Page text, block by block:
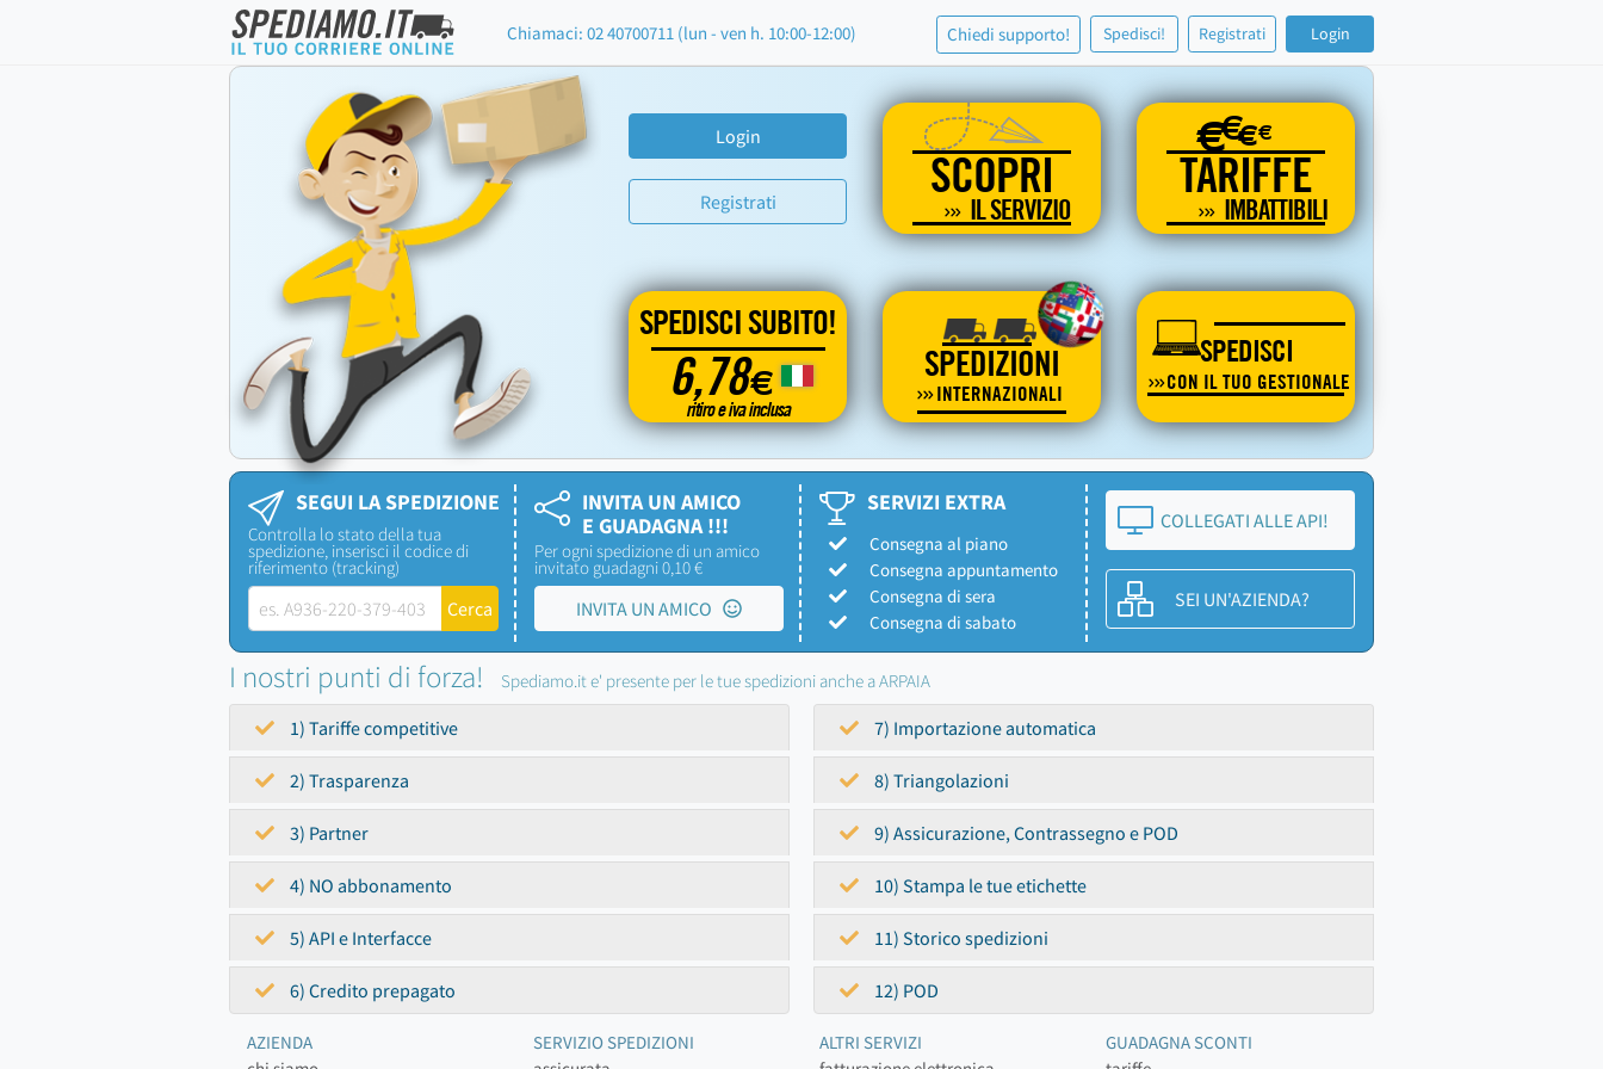
Chiamaci: 02 40700711 (lun - ven h. 10:00-12:00) Chiedi supporto! Spedisci! Registrati Login
Login
Registrati SCOPRI
IL SERVIZIO
€€€€
TARIFFE
IMBATTIBILI
SPEDISCI SUBITO!
6,78€
ritiro e iva inclusa
SPEDIZIONI
INTERNAZIONALI
SPEDISCI
CON IL TUO GESTIONALE
SEGUI LA SPEDIZIONE
Controlla lo stato della tua
spedizione, inserisci il codice di
riferimento (tracking)
INVITA UN AMICO
E GUADAGNA !!!
Per ogni spedizione di un amico
invitato guadagni 0,10 €
INVITA UN AMICO
SERVIZI EXTRA
Consegna al piano
Consegna appuntamento
Consegna di sera
Consegna di sabato
COLLEGATI ALLE API!
SEI UN'AZIENDA?
I nostri punti di forza! Spediamo.it e' presente per le tue spedizioni anche a ARPAIA
1) Tariffe competitive
2) Trasparenza
3) Partner
4) NO abbonamento
5) API e Interfacce
6) Credito prepagato
7) Importazione automatica
8) Triangolazioni
9) Assicurazione, Contrassegno e POD
10) Stampa le tue etichette
11) Storico spedizioni
12) POD
AZIENDA
SERVIZIO SPEDIZIONI
ALTRI SERVIZI
GUADAGNA SCONTI